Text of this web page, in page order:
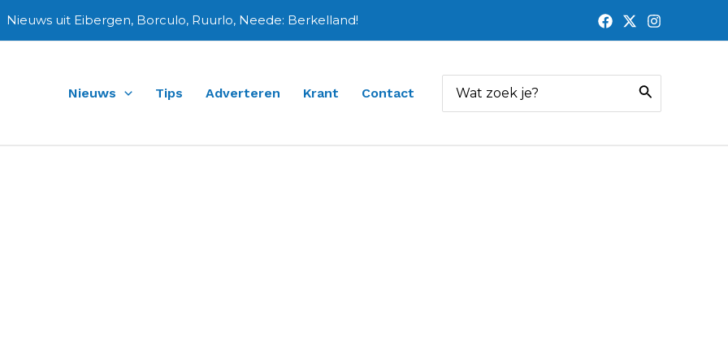
Nieuws uit Eibergen, Borculo, Ruurlo, Neede: Berkelland!
Nieuws Tips Adverteren Krant Contact
naar: